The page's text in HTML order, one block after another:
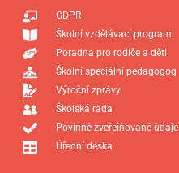
GDPR
Školní vzdělávací program
Poradna pro rodiče a děti
Školní speciální pedagogog
Výroční zprávy
Školská rada
Povinně zveřejňované údaje
Úřední deska